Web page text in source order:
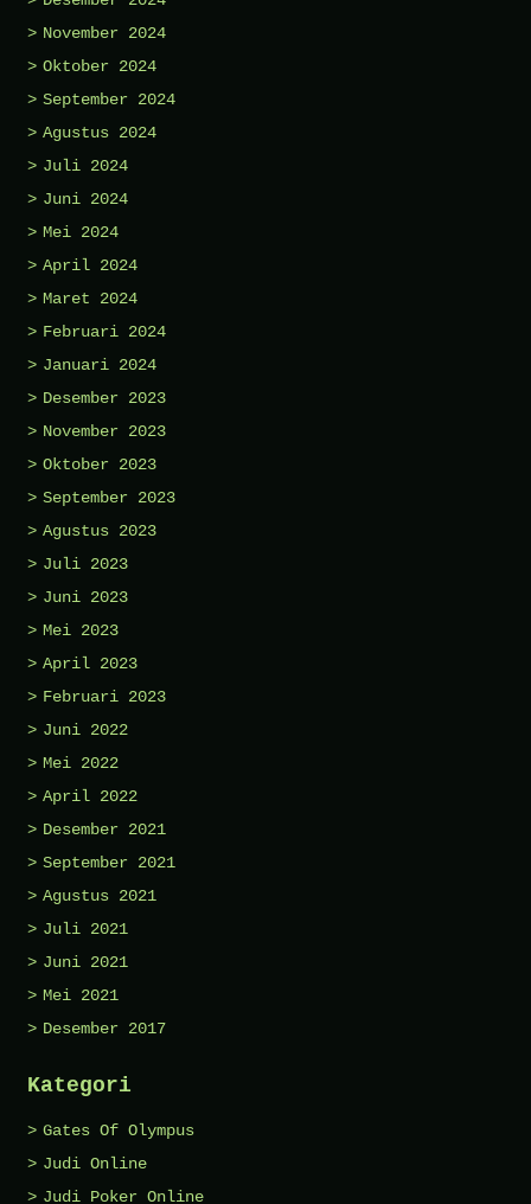
November 2024
Oktober 2024
September 2024
Agustus 2024
Juli 2024
Juni 2024
Mei 2024
April 2024
Maret 2024
Februari 2024
Januari 2024
Desember 2023
November 2023
Oktober 2023
September 2023
Agustus 2023
Juli 2023
Juni 2023
Mei 2023
April 2023
Februari 2023
Juni 2022
Mei 2022
April 2022
Desember 2021
September 2021
Agustus 2021
Juli 2021
Juni 2021
Mei 2021
Desember 2017
Kategori
Gates Of Olympus
Judi Online
Judi Poker Online